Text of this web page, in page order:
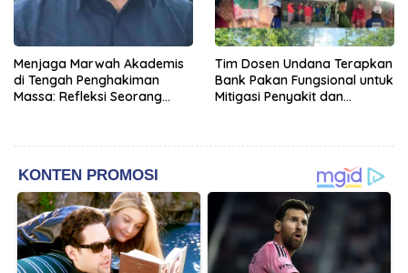
Menjaga Marwah Akademis
di Tengah Penghakiman
Massa: Refleksi Seorang
Tim Dosen Undana Terapkan
Bank Pakan Fungsional untuk
Mitigasi Penyakit dan